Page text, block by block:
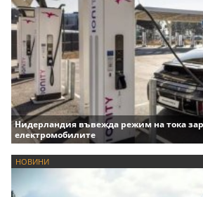
Нидерландия въвежда режим на тока
електромобилите
НОВИНИ